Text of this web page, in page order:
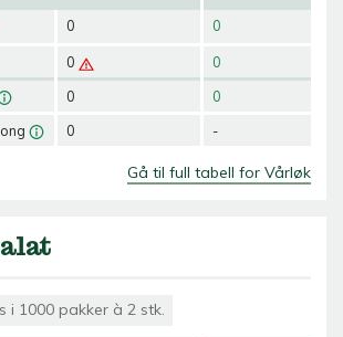
0
0
0
0
0
0
0
-
Gå til full tabell for Vårløk
i 1000 pakker à 2 stk.